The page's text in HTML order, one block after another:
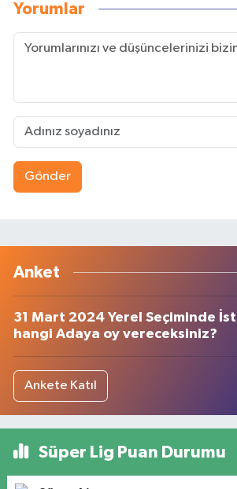
Yorumlar
Gönder
Anket
31 Mart 2024 Yerel Seçiminde
hangi Adaya oy vereceksiniz?
Ankete Katıl
Süper Lig Puan Durumu